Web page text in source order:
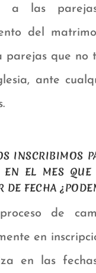
a las
del
parejas que no
ante
INSCRIBIMOS
EN EL MES QUE
DE FECHA
de
en
en las